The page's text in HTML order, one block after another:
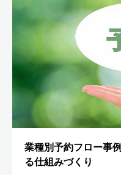
業種別予約フロー事
る仕組みづくり